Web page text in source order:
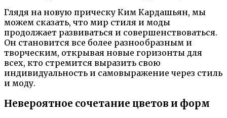
Глядя на новую прическу Ким Кардашьян, мы
можем сказать, что мир стиля и моды
продолжает развиваться и совершенствоваться.
Он становится все более разнообразным и
творческим, открывая новые горизонты для
всех, кто стремится выразить свою
индивидуальность и самовыражение через стиль
и моду.
Невероятное сочетание цветов и форм